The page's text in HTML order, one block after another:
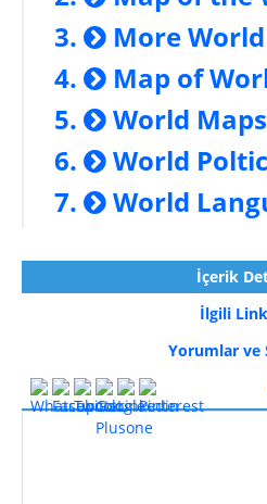
More
Map of
World Maps
World
World
İçerik
İlgili
Yorumlar ve